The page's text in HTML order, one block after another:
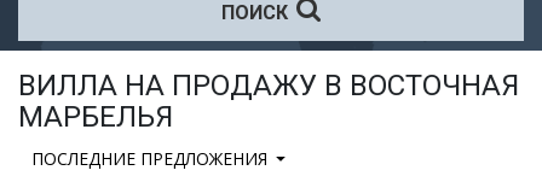
ПОИСК
ВИЛЛА НА ПРОДАЖУ В ВОСТОЧНАЯ
МАРБЕЛЬЯ
ПОСЛЕДНИЕ ПРЕДЛОЖЕНИЯ